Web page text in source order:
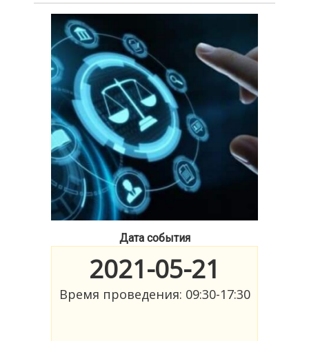
Дата события
2021-05-21
Время проведения: 09:30-17:30